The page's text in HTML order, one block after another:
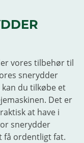
vores tilbehør til
snerydder
du tilkøbe et
Det er
at have i
snerydder
få ordentligt fat.